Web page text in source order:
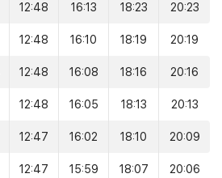
12:48 16:13 18:23 20:23
12:48 16:10 18:19 20:19
12:48 16:08 18:16 20:16
12:48 16:05 18:13 20:13
12:47 16:02 18:10 20:09
12:47 15:59 18:07 20:06